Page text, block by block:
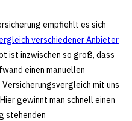
empfiehlt es sich
verschiedener Anbieter
ist inzwischen so groß, dass
einen manuellen
mit uns
gewinnt man schnell einen
stehenden